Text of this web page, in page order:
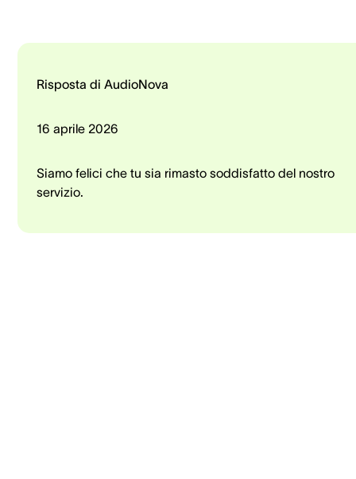
Risposta di AudioNova
16 aprile 2026
Siamo felici che tu sia rimasto soddisfatto del nostro
servizio.